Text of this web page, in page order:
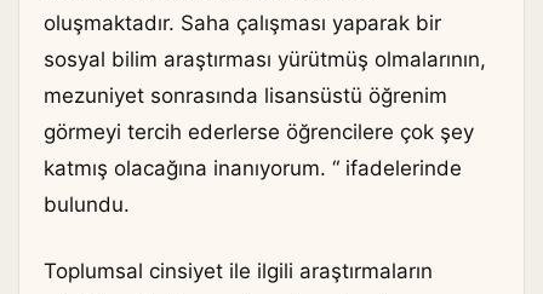
oluşmaktadır. Saha çalışması yaparak bir
sosyal bilim araştırması yürütmüş olmalarının,
mezuniyet sonrasında lisansüstü öğrenim
görmeyi tercih ederlerse öğrencilere çok şey
katmış olacağına inanıyorum. “ ifadelerinde
bulundu.
Toplumsal cinsiyet ile ilgili araştırmaların